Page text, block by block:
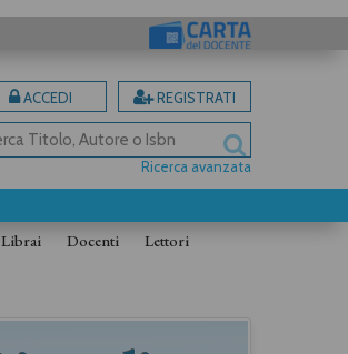
ACCEDI REGISTRATI
Ricerca avanzata
Librai Docenti Lettori